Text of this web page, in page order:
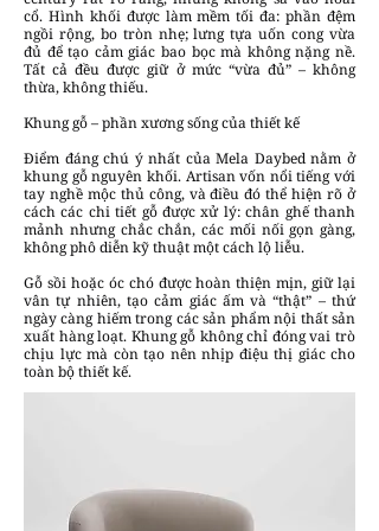
cổ. Hình khối được làm mềm tối đa: phần đệm
ngồi rộng, bo tròn nhẹ; lưng tựa uốn cong vừa
đủ để tạo cảm giác bao bọc mà không nặng nề.
Tất cả đều được giữ ở mức “vừa đủ” – không
thừa, không thiếu.
Khung gỗ – phần xương sống của thiết kế
Điểm đáng chú ý nhất của Mela Daybed nằm ở
khung gỗ nguyên khối. Artisan vốn nổi tiếng với
tay nghề mộc thủ công, và điều đó thể hiện rõ ở
cách các chi tiết gỗ được xử lý: chân ghế thanh
mảnh nhưng chắc chắn, các mối nối gọn gàng,
không phô diễn kỹ thuật một cách lộ liễu.
Gỗ sồi hoặc óc chó được hoàn thiện mịn, giữ lại
vân tự nhiên, tạo cảm giác ấm và “thật” – thứ
ngày càng hiếm trong các sản phẩm nội thất sản
xuất hàng loạt. Khung gỗ không chỉ đóng vai trò
chịu lực mà còn tạo nên nhịp điệu thị giác cho
toàn bộ thiết kế.